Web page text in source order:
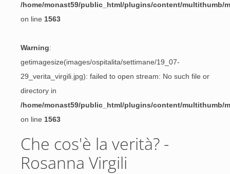
/home/monast59/public_html/plugins/content/multithumb/
on line 1563
Warning:
getimagesize(images/ospitalita/settimane/19_07-
29_verita_virgili.jpg): failed to open stream: No such file or
directory in
/home/monast59/public_html/plugins/content/multithumb/
on line 1563
Che cos'è la verità? -
Rosanna Virgili